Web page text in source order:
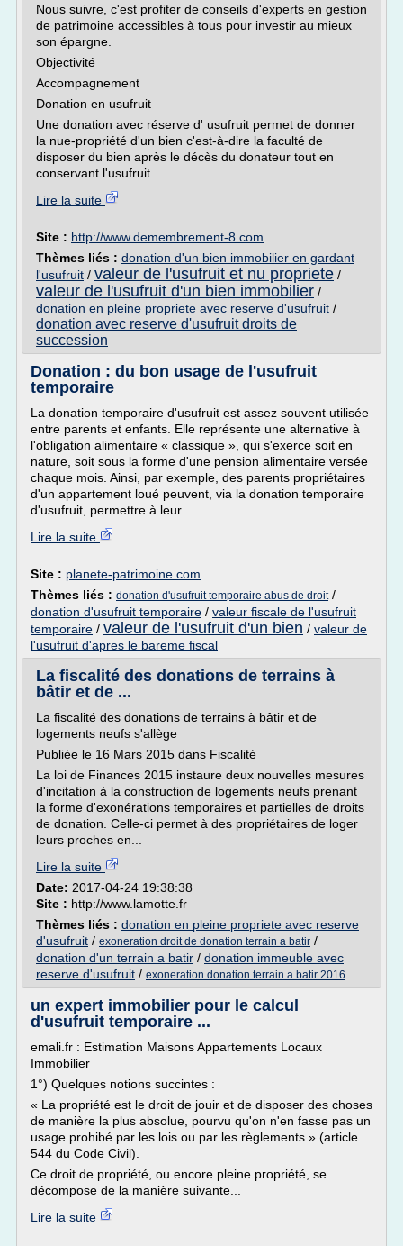
Nous suivre, c'est profiter de conseils d'experts en gestion
de patrimoine accessibles à tous pour investir au mieux
son épargne.
Objectivité
Accompagnement
Donation en usufruit
Une donation avec réserve d' usufruit permet de donner
la nue-propriété d'un bien c'est-à-dire la faculté de
disposer du bien après le décès du donateur tout en
conservant l'usufruit...
Lire la suite
Site : http://www.demembrement-8.com
Thèmes liés : donation d'un bien immobilier en gardant
l'usufruit / valeur de l'usufruit et nu propriete /
valeur de l'usufruit d'un bien immobilier /
donation en pleine propriete avec reserve d'usufruit /
donation avec reserve d'usufruit droits de
succession
Donation : du bon usage de l'usufruit
temporaire
La donation temporaire d'usufruit est assez souvent utilisée
entre parents et enfants. Elle représente une alternative à
l'obligation alimentaire « classique », qui s'exerce soit en
nature, soit sous la forme d'une pension alimentaire versée
chaque mois. Ainsi, par exemple, des parents propriétaires
d'un appartement loué peuvent, via la donation temporaire
d'usufruit, permettre à leur...
Lire la suite
Site : planete-patrimoine.com
Thèmes liés : donation d'usufruit temporaire abus de droit/
donation d'usufruit temporaire / valeur fiscale de l'usufruit
temporaire / valeur de l'usufruit d'un bien / valeur de
l'usufruit d'apres le bareme fiscal
La fiscalité des donations de terrains à
bâtir et de ...
La fiscalité des donations de terrains à bâtir et de
logements neufs s'allège
Publiée le 16 Mars 2015 dans Fiscalité
La loi de Finances 2015 instaure deux nouvelles mesures
d'incitation à la construction de logements neufs prenant
la forme d'exonérations temporaires et partielles de droits
de donation. Celle-ci permet à des propriétaires de loger
leurs proches en...
Lire la suite
Date: 2017-04-24 19:38:38
Site : http://www.lamotte.fr
Thèmes liés : donation en pleine propriete avec reserve
d'usufruit / exoneration droit de donation terrain a batir /
donation d'un terrain a batir / donation immeuble avec
reserve d'usufruit / exoneration donation terrain a batir 2016
un expert immobilier pour le calcul
d'usufruit temporaire ...
emali.fr : Estimation Maisons Appartements Locaux
Immobilier
1°) Quelques notions succintes :
« La propriété est le droit de jouir et de disposer des choses
de manière la plus absolue, pourvu qu'on n'en fasse pas un
usage prohibé par les lois ou par les règlements ».(article
544 du Code Civil).
Ce droit de propriété, ou encore pleine propriété, se
décompose de la manière suivante...
Lire la suite